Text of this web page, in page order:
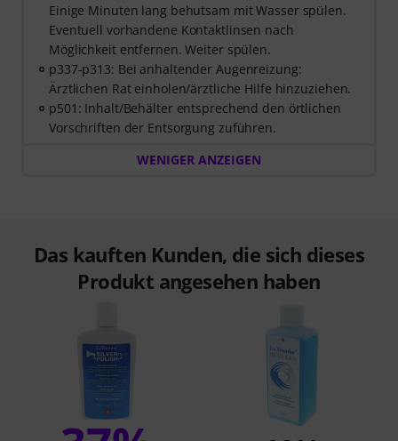
Einige Minuten lang behutsam mit Wasser spülen.
Eventuell vorhandene Kontaktlinsen nach
Möglichkeit entfernen. Weiter spülen.
p337-p313: Bei anhaltender Augenreizung:
Ärztlichen Rat einholen/ärztliche Hilfe hinzuziehen.
p501: Inhalt/Behälter entsprechend den örtlichen
Vorschriften der Entsorgung zuführen.
WENIGER ANZEIGEN
Das kauften Kunden, die sich dieses
Produkt angesehen haben